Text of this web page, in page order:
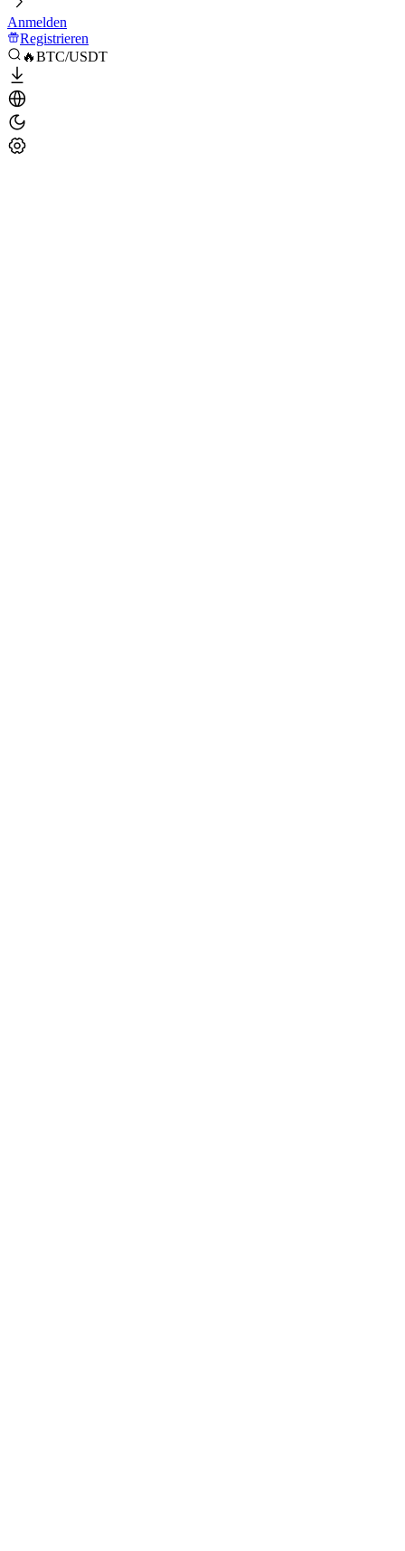
Anmelden
Registrieren
🔥BTC/USDT